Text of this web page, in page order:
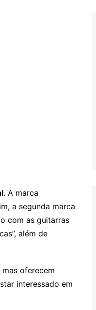
. A marca
a segunda marca
com as guitarras
além de
oferecem
interessado em